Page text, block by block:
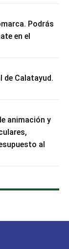
Podrás
en el
de Calatayud.
animación y
al